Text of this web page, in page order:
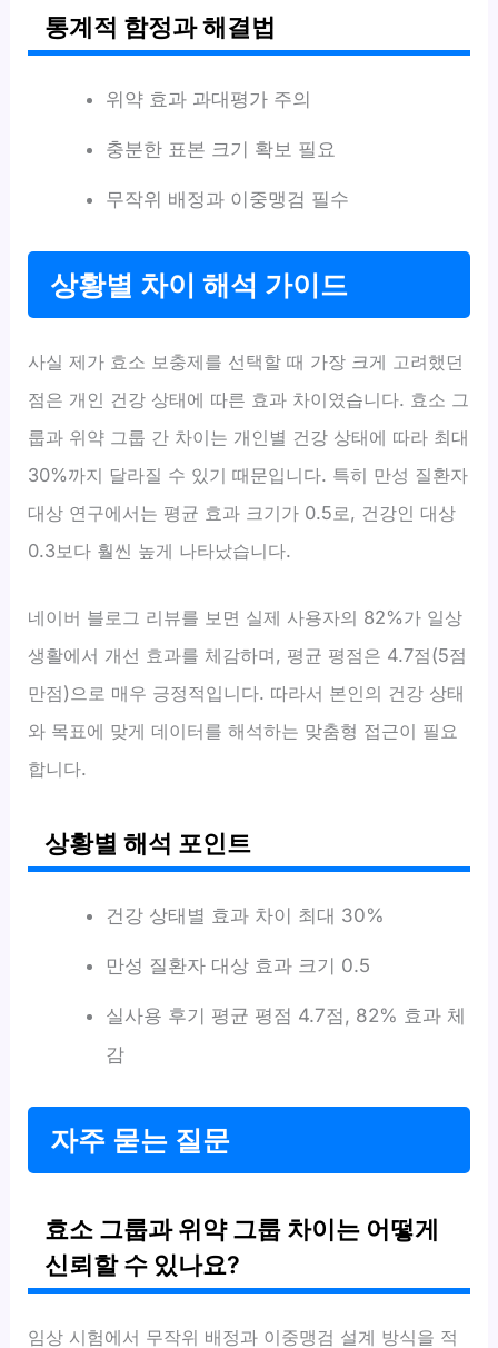
통계적 함정과 해결법
위약 효과 과대평가 주의
충분한 표본 크기 확보 필요
무작위 배정과 이중맹검 필수
상황별 차이 해석 가이드
사실 제가 효소 보충제를 선택할 때 가장 크게 고려했던
점은 개인 건강 상태에 따른 효과 차이였습니다. 효소 그
룹과 위약 그룹 간 차이는 개인별 건강 상태에 따라 최대
30%까지 달라질 수 있기 때문입니다. 특히 만성 질환자
대상 연구에서는 평균 효과 크기가 0.5로, 건강인 대상
0.3보다 훨씬 높게 나타났습니다.
네이버 블로그 리뷰를 보면 실제 사용자의 82%가 일상
생활에서 개선 효과를 체감하며, 평균 평점은 4.7점(5점
만점)으로 매우 긍정적입니다. 따라서 본인의 건강 상태
와 목표에 맞게 데이터를 해석하는 맞춤형 접근이 필요
합니다.
상황별 해석 포인트
건강 상태별 효과 차이 최대 30%
만성 질환자 대상 효과 크기 0.5
실사용 후기 평균 평점 4.7점, 82% 효과 체
감
자주 묻는 질문
효소 그룹과 위약 그룹 차이는 어떻게
신뢰할 수 있나요?
임상 시험에서 무작위 배정과 이중맹검 설계 방식을 적